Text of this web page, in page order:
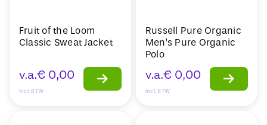
Fruit of the Loom
Classic Sweat Jacket
v.a.€ 0,00
Incl. BTW
Russell Pure Organic
Men’s Pure Organic
Polo
v.a.€ 0,00
Incl. BTW